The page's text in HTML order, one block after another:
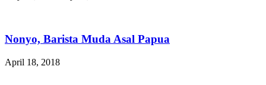
Nonyo, Barista Muda Asal Papua
April 18, 2018